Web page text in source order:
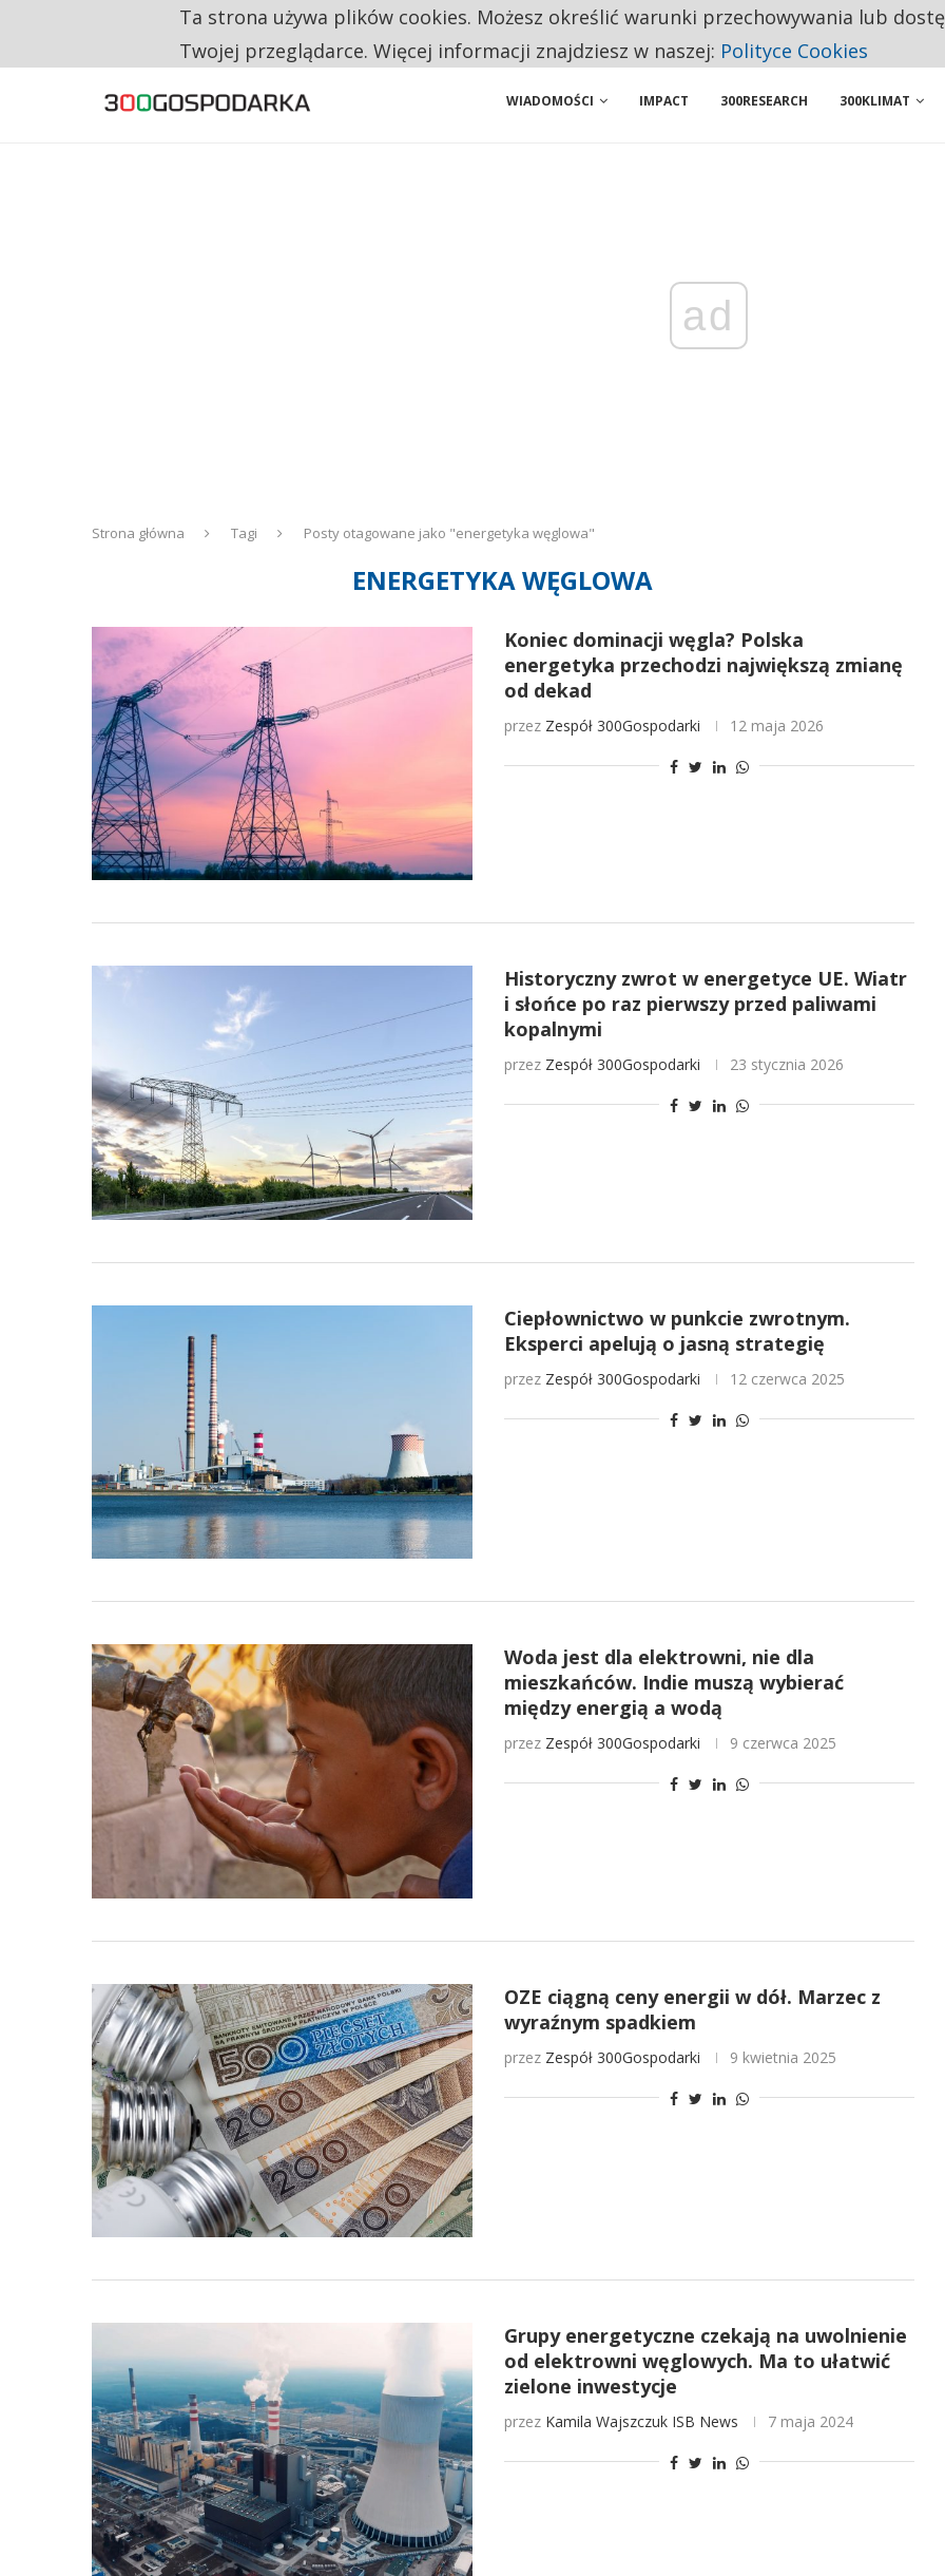
TRZECH NA CZTERECH PONOWNIE ZAŁOŻYŁOBY WŁASNĄ FIRMĘ. INNYM JUŻ TAK ŁATWO JEJ NIE POLECAJĄ
RESTRYKCJE CHIN UDERZAJĄ W EUROPEJSKI PRZEMYSŁ. NA LIŚCIE SĄ DWA PODMIOTY Z POLSKI
WIADOMOŚCI
IMPACT 300RESEARCH 300KLIMAT
ad
Strona główna Tagi Posty otagowane jako "energetyka węglowa"
ENERGETYKA WĘGLOWA
Koniec dominacji węgla? Polska
energetyka przechodzi największą zmianę
od dekad
przez Zespół 300Gospodarki 12 maja 2026
Historyczny zwrot w energetyce UE. Wiatr
i słońce po raz pierwszy przed paliwami
kopalnymi
przez Zespół 300Gospodarki 23 stycznia 2026
Ciepłownictwo w punkcie zwrotnym.
Eksperci apelują o jasną strategię
przez Zespół 300Gospodarki 12 czerwca 2025
Woda jest dla elektrowni, nie dla
mieszkańców. Indie muszą wybierać
między energią a wodą
przez Zespół 300Gospodarki 9 czerwca 2025
OZE ciągną ceny energii w dół. Marzec z
wyraźnym spadkiem
przez Zespół 300Gospodarki 9 kwietnia 2025
Grupy energetyczne czekają na uwolnienie
od elektrowni węglowych. Ma to ułatwić
zielone inwestycje
przez Kamila Wajszczuk ISB News 7 maja 2024
Ta strona używa plików cookies. Możesz określić warunki przechowywania lub
Twojej przeglądarce. Więcej informacji znajdziesz w naszej: Polityce Cookies